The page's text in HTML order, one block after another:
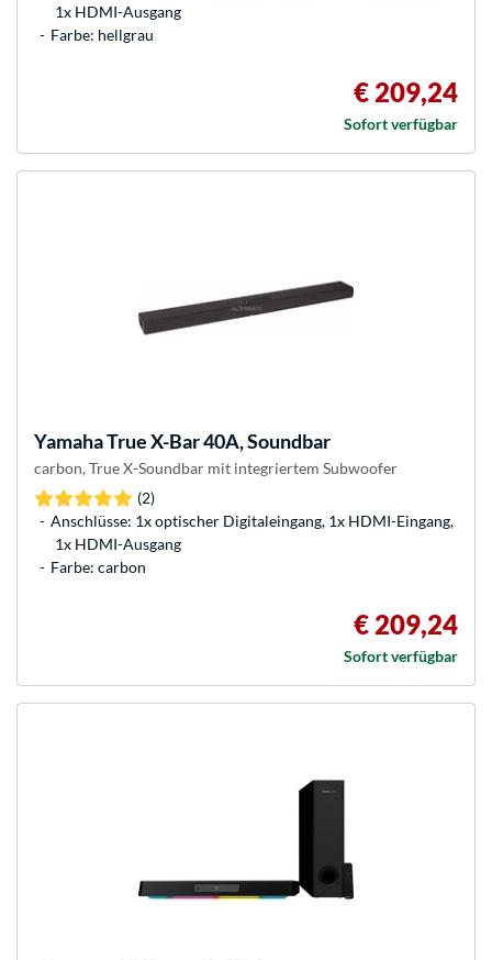
1x HDMI-Ausgang
Farbe: hellgrau
€ 209,24
Sofort verfügbar
YamahaTrue X-Bar 40A, Soundbar
carbon, True X-Soundbar mit integriertem Subwoofer
(2)
Anschlüsse: 1x optischer Digitaleingang, 1x HDMI-Eingang,
1x HDMI-Ausgang
Farbe: carbon
€ 209,24
Sofort verfügbar